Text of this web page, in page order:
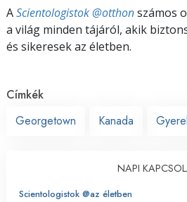
AScientologistok @otthonszámos
a világ minden tájáról, akik
és sikeresek az életben.
Címkék
Georgetown
Kanada
NAPI
Scientologistok @az életben